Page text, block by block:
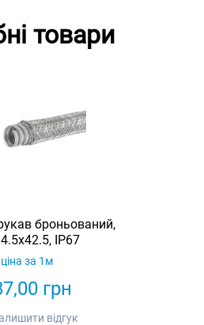
товари
броньований,
IP67
грн
ціна за 1м
відгук